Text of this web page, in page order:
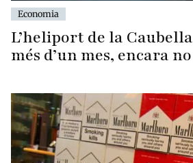
Economia
L’heliport de la
més d’un mes, encara